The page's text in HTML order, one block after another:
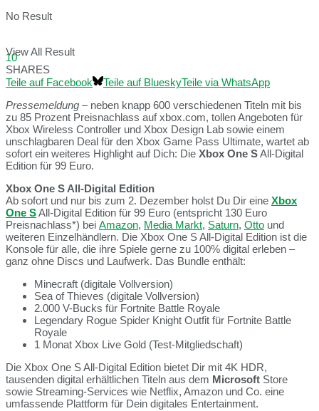
No Result
View All Result
10
SHARES
Teile auf Facebook
Teile auf BlueskyTeile via WhatsApp
Pressemeldung – neben knapp 600 verschiedenen Titeln mit bis
zu 85 Prozent Preisnachlass auf xbox.com, tollen Angeboten für
Xbox Wireless Controller und Xbox Design Lab sowie einem
unschlagbaren Deal für den Xbox Game Pass Ultimate, wartet ab
sofort ein weiteres Highlight auf Dich: Die Xbox One SAll-Digital
Edition für 99 Euro.
Xbox One S All-Digital Edition
Ab sofort und nur bis zum 2. Dezember holst Du Dir eine Xbox
One SAll-Digital Edition für 99 Euro (entspricht 130 Euro
Preisnachlass*) bei Amazon, Media Markt, Saturn, Otto und
weiteren Einzelhändlern. Die Xbox One S All-Digital Edition ist die
Konsole für alle, die ihre Spiele gerne zu 100% digital erleben –
ganz ohne Discs und Laufwerk. Das Bundle enthält:
Minecraft (digitale Vollversion)
Sea of Thieves (digitale Vollversion)
2.000 V-Bucks für Fortnite Battle Royale
Legendary Rogue Spider Knight Outfit für Fortnite Battle
Royale
1 Monat Xbox Live Gold (Test-Mitgliedschaft)
Die Xbox One S All-Digital Edition bietet Dir mit 4K HDR,
tausenden digital erhältlichen Titeln aus dem Microsoft Store
sowie Streaming-Services wie Netflix, Amazon und Co. eine
umfassende Plattform für Dein digitales Entertainment.